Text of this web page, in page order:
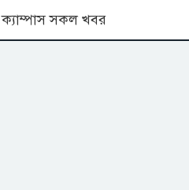
ক্যাম্পাস সকল খবর